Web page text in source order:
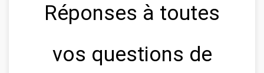
Réponses à toutes
vos questions de